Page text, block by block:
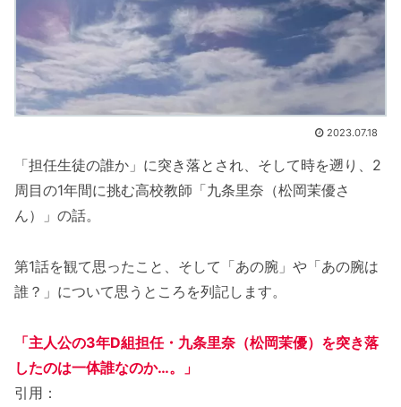
2023.07.18
「担任生徒の誰か」に突き落とされ、そして時を遡り、2
周目の1年間に挑む高校教師「九条里奈（松岡茉優さ
ん）」の話。
第1話を観て思ったこと、そして「あの腕」や「あの腕は
誰？」について思うところを列記します。
「主人公の3年D組担任・九条里奈（松岡茉優）を突き落
したのは一体誰なのか…。」
引用：